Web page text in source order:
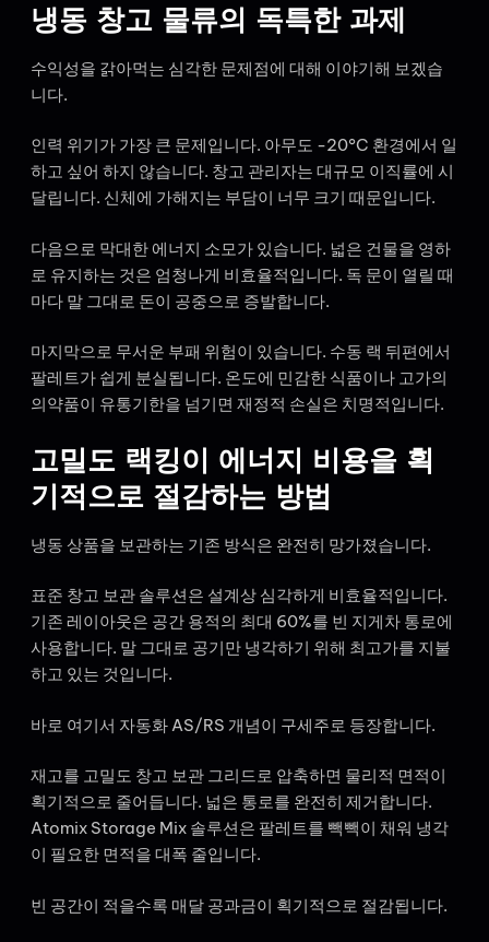
냉동 창고 물류의 독특한 과제
수익성을 갉아먹는 심각한 문제점에 대해 이야기해 보겠습
니다.
인력 위기가 가장 큰 문제입니다. 아무도 -20°C 환경에서 일
하고 싶어 하지 않습니다. 창고 관리자는 대규모 이직률에 시
달립니다. 신체에 가해지는 부담이 너무 크기 때문입니다.
다음으로 막대한 에너지 소모가 있습니다. 넓은 건물을 영하
로 유지하는 것은 엄청나게 비효율적입니다. 독 문이 열릴 때
마다 말 그대로 돈이 공중으로 증발합니다.
마지막으로 무서운 부패 위험이 있습니다. 수동 랙 뒤편에서
팔레트가 쉽게 분실됩니다. 온도에 민감한 식품이나 고가의
의약품이 유통기한을 넘기면 재정적 손실은 치명적입니다.
고밀도 랙킹이 에너지 비용을 획
기적으로 절감하는 방법
냉동 상품을 보관하는 기존 방식은 완전히 망가졌습니다.
표준 창고 보관 솔루션은 설계상 심각하게 비효율적입니다.
기존 레이아웃은 공간 용적의 최대 60%를 빈 지게차 통로에
사용합니다. 말 그대로 공기만 냉각하기 위해 최고가를 지불
하고 있는 것입니다.
바로 여기서 자동화 AS/RS 개념이 구세주로 등장합니다.
재고를 고밀도 창고 보관 그리드로 압축하면 물리적 면적이
획기적으로 줄어듭니다. 넓은 통로를 완전히 제거합니다.
Atomix Storage Mix 솔루션은 팔레트를 빽빽이 채워 냉각
이 필요한 면적을 대폭 줄입니다.
빈 공간이 적을수록 매달 공과금이 획기적으로 절감됩니다.